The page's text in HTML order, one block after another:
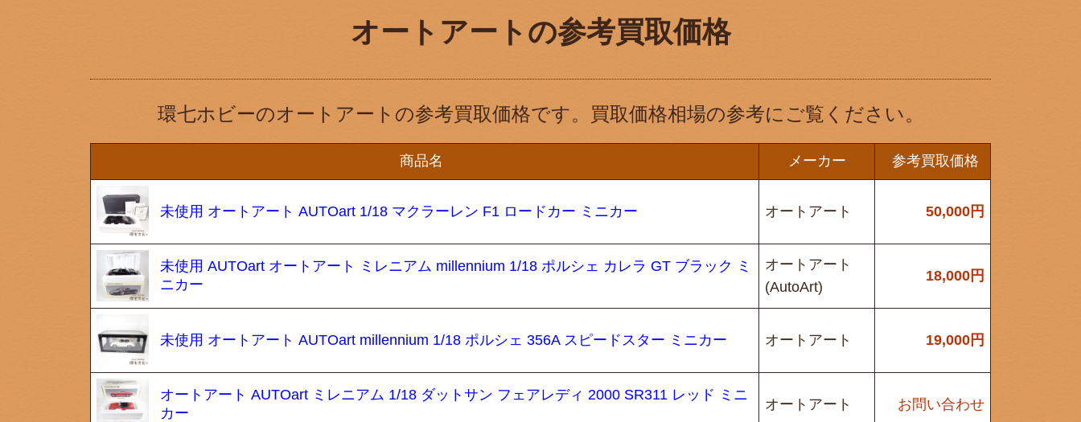
オートアートの参考買取価格
環七ホビーのオートアートの参考買取価格です。買取価格相場の参考にご覧ください。
商品名 メーカー 参考買取価格
未使用 オートアート AUTOart 1/18 マクラーレン F1 ロードカー ミニカー オートアート 50,000円
未使用 AUTOart オートアート ミレニアム millennium 1/18 ポルシェ カレラ GT ブラック ミ
ニカー
オートアート
(AutoArt)
18,000円
未使用 オートアート AUTOart millennium 1/18 ポルシェ 356A スピードスター ミニカー オートアート 19,000円
オートアート AUTOart ミレニアム 1/18 ダットサン フェアレディ 2000 SR311 レッド ミニ
カー
オートアート お問い合わせ